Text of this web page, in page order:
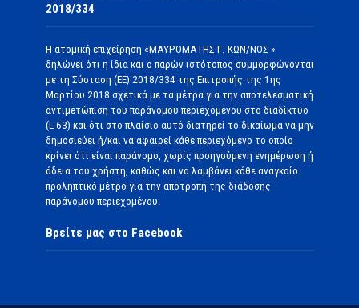
2018/334
Η ατομική επιχείρηση «ΜΑΥΡΟΜΑΤΗΣ Γ. ΚΩΝ/ΝΟΣ »
δηλώνει ότι η ίδια και ο παρών ιστότοπος συμμορφώνονται
με τη Σύσταση (ΕΕ) 2018/334 της Επιτροπής της 1ης
Μαρτίου 2018 σχετικά με τα μέτρα για την αποτελεσματική
αντιμετώπιση του παράνομου περιεχομένου στο διαδίκτυο
(L 63) και ότι στο πλαίσιο αυτό διατηρεί το δικαίωμα να μην
δημοσιεύει ή/και να αφαιρεί κάθε περιεχόμενο το οποίο
κρίνει ότι είναι παράνομο, χωρίς προηγούμενη ενημέρωση ή
άδεια του χρήστη, καθώς και να λαμβάνει κάθε αναγκαίο
προληπτικό μέτρο για την αποτροπή της διάδοσης
παράνομου περιεχομένου.
Βρείτε μας στο Facebook